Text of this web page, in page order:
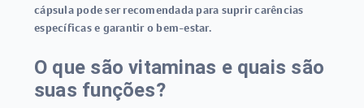
cápsulapode ser recomendada para suprir carências
específicas e garantir o bem-estar.
O que são vitaminas e quais são
suas funções?